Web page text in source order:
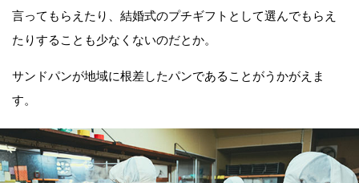
言ってもらえたり、結婚式のプチギフトとして選んでもらえ
たりすることも少なくないのだとか。
サンドパンが地域に根差したパンであることがうかがえま
す。